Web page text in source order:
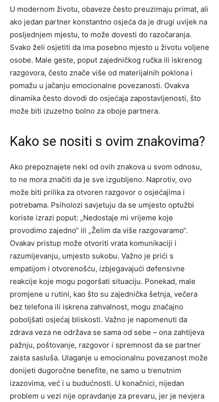
U modernom životu, obaveze često preuzimaju primat, ali
ako jedan partner konstantno osjeća da je drugi uvijek na
posljednjem mjestu, to može dovesti do razočaranja.
Svako želi osjetiti da ima posebno mjesto u životu voljene
osobe. Male geste, poput zajedničkog ručka ili iskrenog
razgovora, često znače više od materijalnih poklona i
pomažu u jačanju emocionalne povezanosti. Ovakva
dinamika često dovodi do osjećaja zapostavljenosti, što
može biti izuzetno bolno za oboje partnera.
Kako se nositi s ovim znakovima?
Ako prepoznajete neki od ovih znakova u svom odnosu,
to ne mora značiti da je sve izgubljeno. Naprotiv, ovo
može biti prilika za otvoren razgovor o osjećajima i
potrebama. Psiholozi savjetuju da se umjesto optužbi
koriste izrazi poput: „Nedostaje mi vrijeme koje
provodimo zajedno“ ili „Želim da više razgovaramo“.
Ovakav pristup može otvoriti vrata komunikaciji i
razumijevanju, umjesto sukobu. Važno je prići s
empatijom i otvorenošću, izbjegavajući defensivne
reakcije koje mogu pogoršati situaciju. Ponekad, male
promjene u rutini, kao što su zajednička šetnja, večera
bez telefona ili iskrena zahvalnost, mogu značajno
poboljšati osjećaj bliskosti. Važno je napomenuti da
zdrava veza ne održava se sama od sebe – ona zahtijeva
pažnju, poštovanje, razgovor i spremnost da se partner
zaista sasluša. Ulaganje u emocionalnu povezanost može
donijeti dugoročne benefite, ne samo u trenutnim
izazovima, već i u budućnosti. U konačnici, nijedan
problem u vezi nije opravdanje za prevaru, jer je nevjera